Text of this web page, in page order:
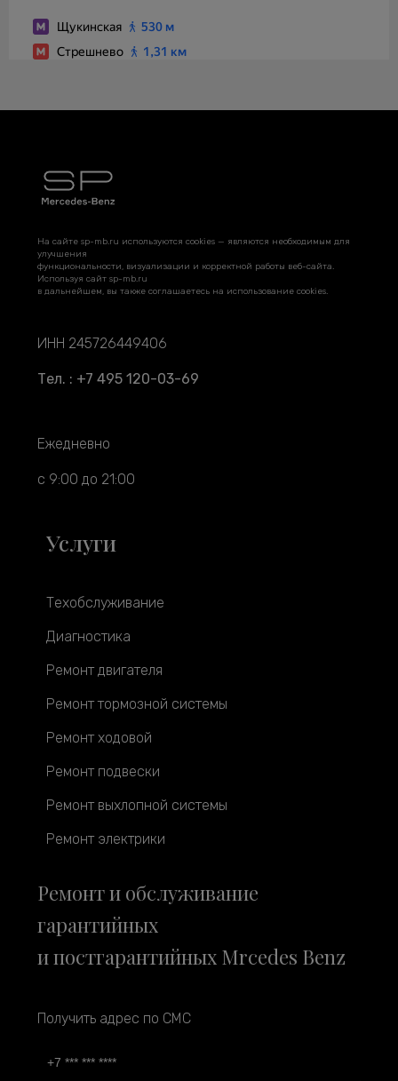
На сайте sp-mb.ru используются cookies — являются необходимым для
улучшения
функциональности, визуализации и корректной работы веб-сайта.
Используя сайт sp-mb.ru
в дальнейшем, вы также соглашаетесь на использование cookies.
ИНН 245726449406
Тел. : +7 495 120-03-69
Ежедневно
с 9:00 до 21:00
Услуги
Техобслуживание
Диагностика
Ремонт двигателя
Ремонт тормозной системы
Ремонт ходовой
Ремонт подвески
Ремонт выхлопной системы
Ремонт электрики
Ремонт и обслуживание
гарантийных
и постгарантийных Mrcedes Benz
Получить адрес по СМС